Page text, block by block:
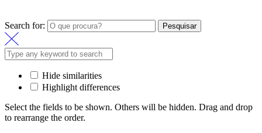
Search for: Pesquisar
Hide similarities
Highlight differences
Select the fields to be shown. Others will be hidden. Drag and drop
to rearrange the order.